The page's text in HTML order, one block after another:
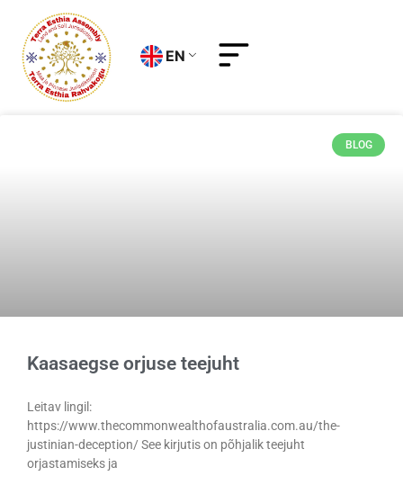
EN
BLOG
Kaasaegse orjuse teejuht
Leitav lingil:
https://www.thecommonwealthofaustralia.com.au/the-
justinian-deception/ See kirjutis on põhjalik teejuht
orjastamiseks ja